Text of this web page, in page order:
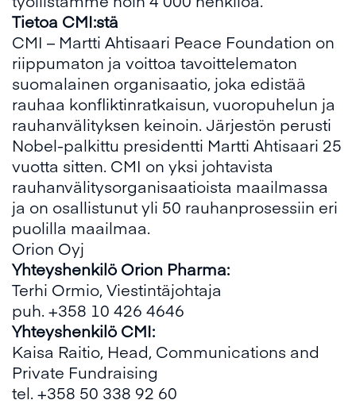
Tietoa CMI:stä
CMI – Martti Ahtisaari Peace Foundation on
riippumaton ja voittoa tavoittelematon
suomalainen organisaatio, joka edistää
rauhaa konfliktinratkaisun, vuoropuhelun ja
rauhanvälityksen keinoin. Järjestön perusti
Nobel-palkittu presidentti Martti Ahtisaari 25
vuotta sitten. CMI on yksi johtavista
rauhanvälitysorganisaatioista maailmassa
ja on osallistunut yli 50 rauhanprosessiin eri
puolilla maailmaa.
Orion Oyj
Yhteyshenkilö Orion Pharma:
Terhi Ormio, Viestintäjohtaja
puh. +358 10 426 4646
Yhteyshenkilö CMI:
Kaisa Raitio, Head, Communications and
Private Fundraising
tel. +358 50 338 92 60